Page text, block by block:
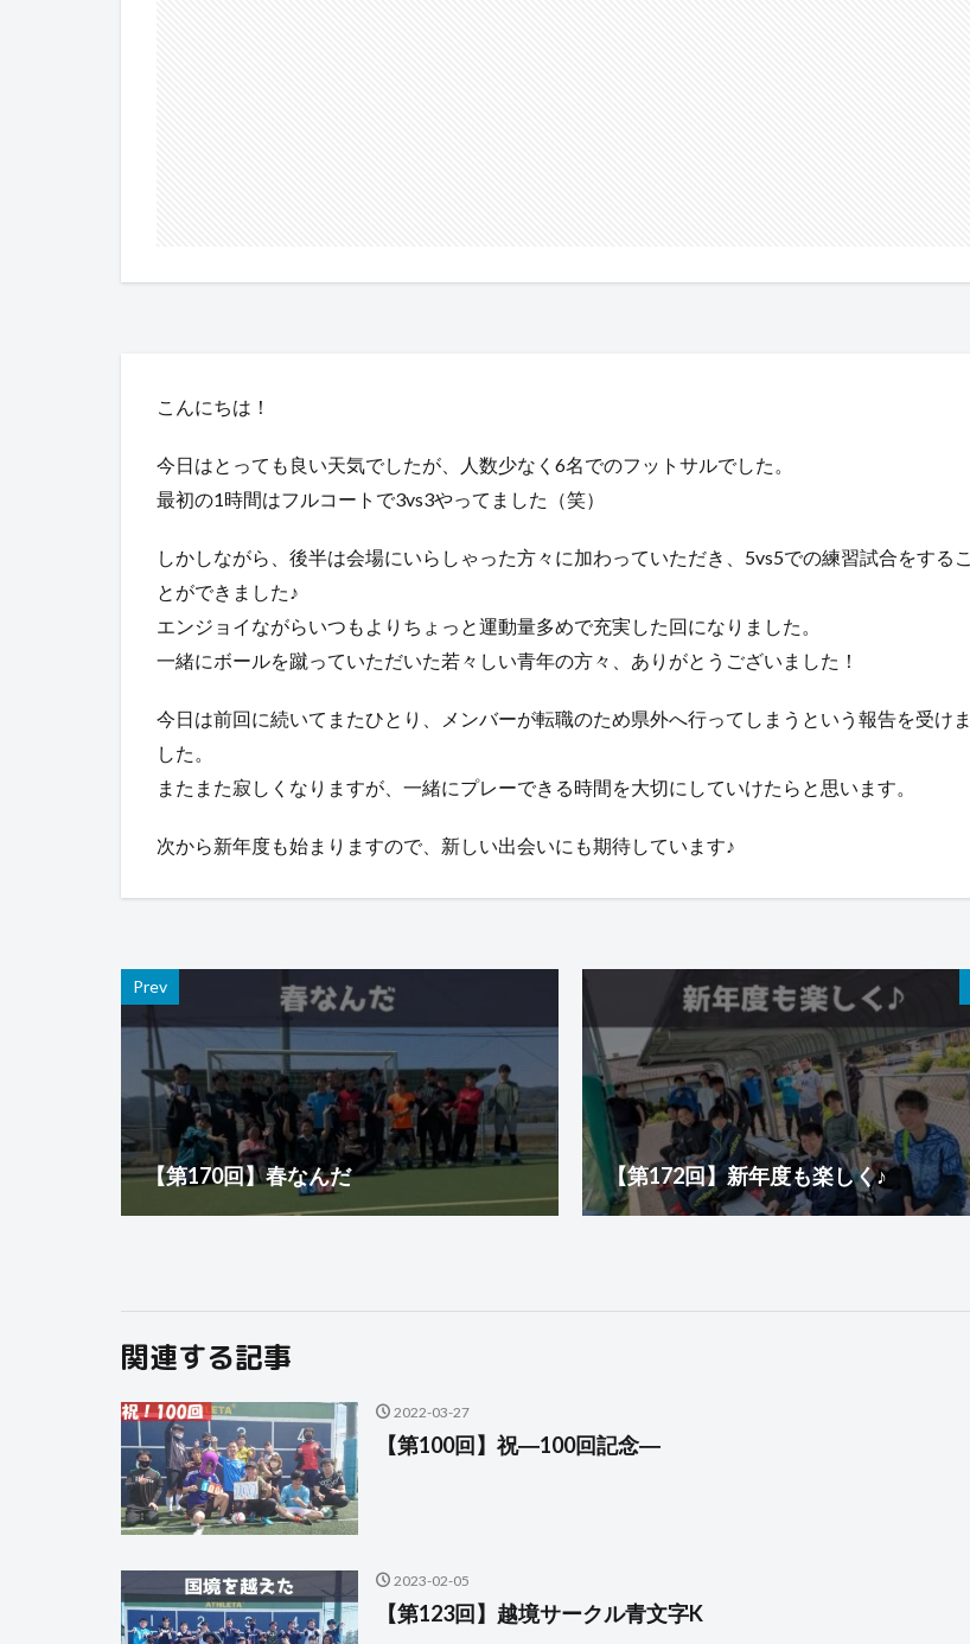
こんにちは！
今日はとっても良い天気でしたが、人数少なく6名でのフットサルでした。
最初の1時間はフルコートで3vs3やってました（笑）
しかしながら、後半は会場にいらしゃった方々に加わっていただき、5vs5での練習試合をするこ
とができました♪
エンジョイながらいつもよりちょっと運動量多めで充実した回になりました。
一緒にボールを蹴っていただいた若々しい青年の方々、ありがとうございました！
今日は前回に続いてまたひとり、メンバーが転職のため県外へ行ってしまうという報告を受けま
した。
またまた寂しくなりますが、一緒にプレーできる時間を大切にしていけたらと思います。
次から新年度も始まりますので、新しい出会いにも期待しています♪
Prev
【第170回】春なんだ 【第172回】新年度も楽しく♪
関連する記事
2022-03-27
【第100回】祝―100回記念―
2023-02-05
【第123回】越境サークル青文字K